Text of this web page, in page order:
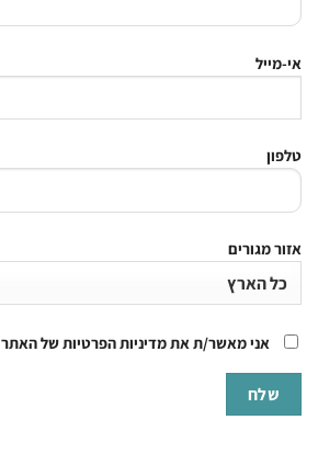
אי-מייל
טלפון
אזור מגורים
אני מאשר/ת את מדיניות הפרטיות של האתר